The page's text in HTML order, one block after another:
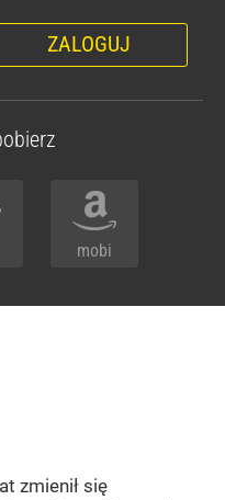
ZALOGUJ
mobi
zmienił się